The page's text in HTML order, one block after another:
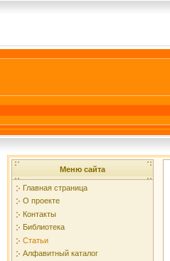
Меню сайта
Главная страница
О проекте
Контакты
Библиотека
Статьи
Алфавитный каталог